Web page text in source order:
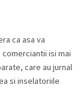
ca asa va
isi mai
care au jurnal
si inselatoriile